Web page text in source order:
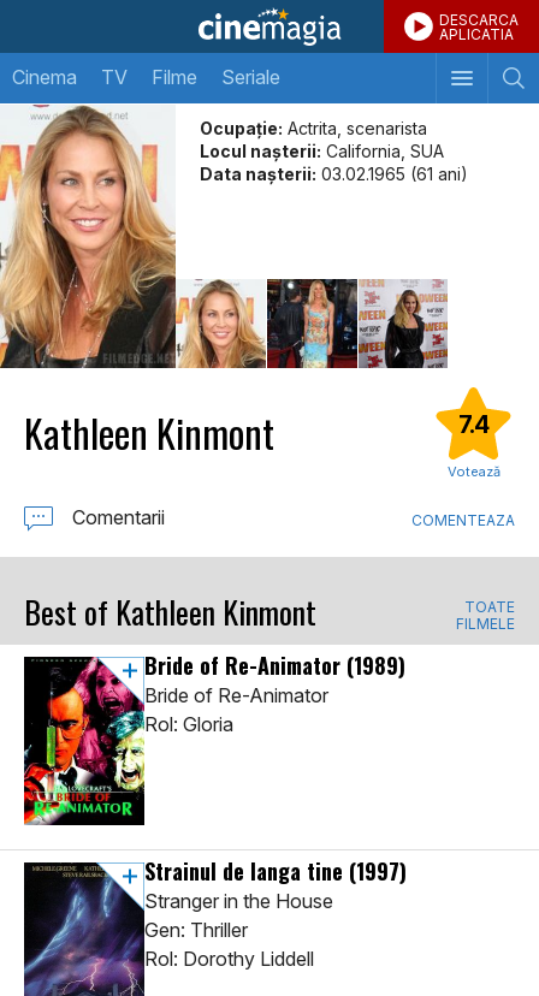
DESCARCA
APLICATIA
Cinema TV Filme Seriale
Ocupație: Actrita, scenarista
Locul naşterii: California, SUA
Data naşterii: 03.02.1965 (61 ani)
Kathleen Kinmont 7.4
Votează
Comentarii COMENTEAZA
Best of Kathleen Kinmont
TOATE
FILMELE
Bride of Re-Animator (1989)
Bride of Re-Animator
Rol: Gloria
Strainul de langa tine (1997)
Stranger in the House
Gen: Thriller
Rol: Dorothy Liddell